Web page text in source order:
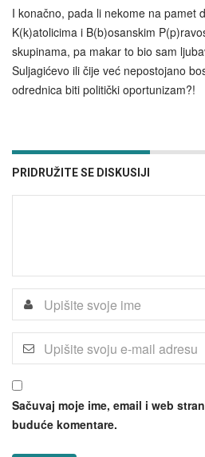
I konačno, pada li nekome na pamet
K(k)atolicima i B(b)osanskim
skupinama, pa makar to bio sam
Suljagićevo ili čije već nepostojano
odrednica biti politički oportunizam?!
PRIDRUŽITE SE DISKUSIJI
Sačuvaj moje ime, email i web
buduće komentare.